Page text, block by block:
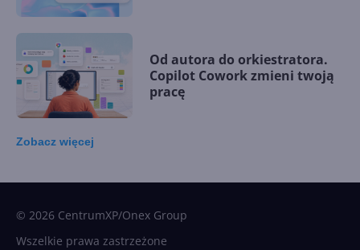
Od autora do orkiestratora.
Copilot Cowork zmieni twoją
pracę
Zobacz więcej
© 2026 CentrumXP/Onex Group
Wszelkie prawa zastrzeżone